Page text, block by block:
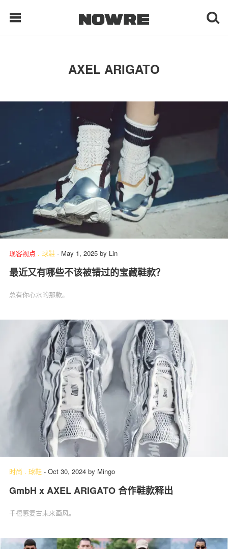
每日鲜榨
现客视点
每日栏目
时 尚
球 鞋
生 活
科 技
AXEL ARIGATO
现客视点 . 球鞋 - May 1, 2025 by Lin
最近又有哪些不该被错过的宝藏鞋款？
总有你心水的那款。
时尚 . 球鞋 - Oct 30, 2024 by Mingo
GmbH x AXEL ARIGATO 合作鞋款释出
千禧感复古未来画风。